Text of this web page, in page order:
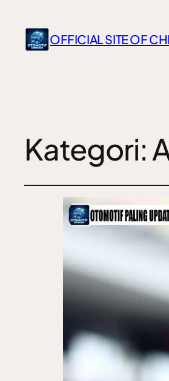
OFFICIAL SITE OF
Kategori: